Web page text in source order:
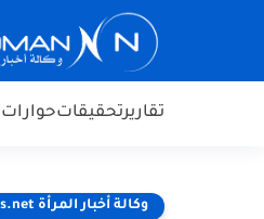
تقاريرتحقيقاتحوارات
وكالة أخبار المرأة www.wonews.net info@wonews.net